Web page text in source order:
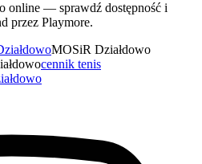
online — sprawdź dostępność i
przez Playmore.
MOSiR Działdowo
cennik tenis